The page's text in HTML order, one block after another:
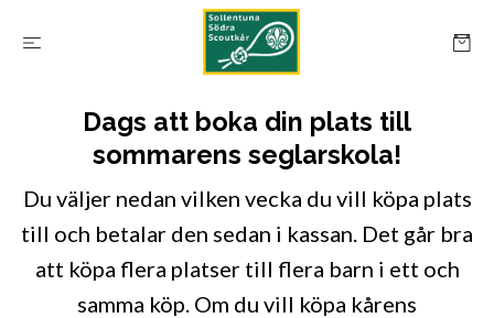
Dags att boka din plats till
sommarens seglarskola!
Du väljer nedan vilken vecka du vill köpa plats
till och betalar den sedan i kassan. Det går bra
att köpa flera platser till flera barn i ett och
samma köp. Om du vill köpa kårens